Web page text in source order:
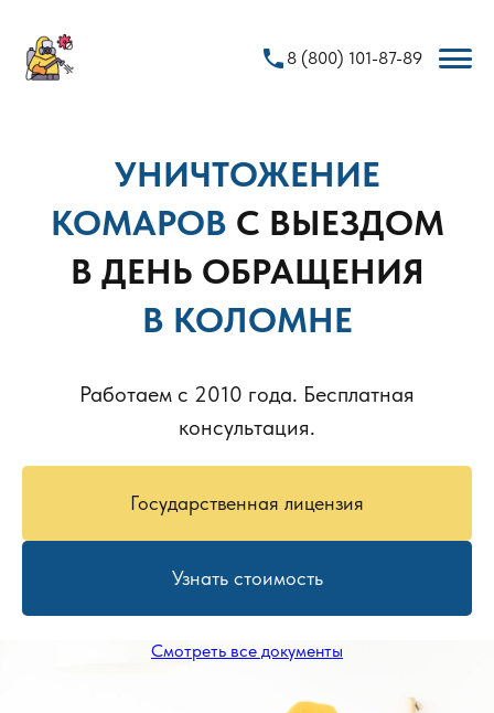
phone 8 (800) 101-87-89
УНИЧТОЖЕНИЕ
КОМАРОВ С ВЫЕЗДОМ
В ДЕНЬ ОБРАЩЕНИЯ
В КОЛОМНЕ
Работаем с 2010 года. Бесплатная
консультация.
Государственная лицензия
Узнать стоимость
Смотреть все документы